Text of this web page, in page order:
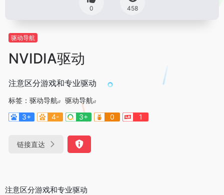
0 458
驱动导航
NVIDIA驱动
注意区分游戏和专业驱动
标签： 驱动导航
驱动导航
3+
4- 3+ 0 1
链接直达
注意区分游戏和专业驱动